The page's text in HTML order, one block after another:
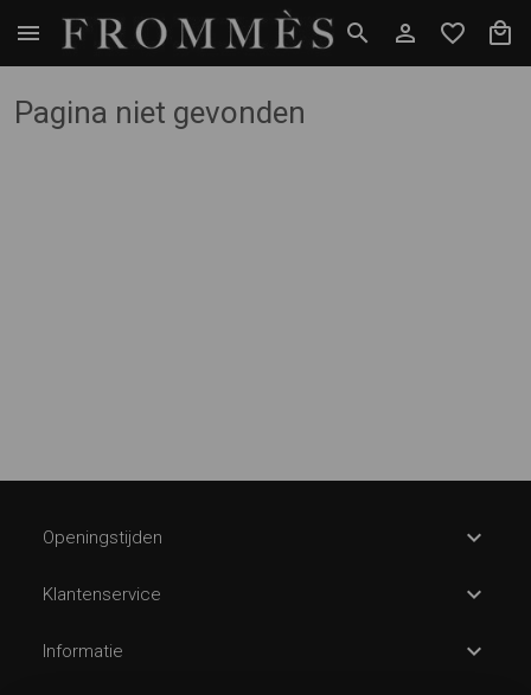
Pagina niet gevonden
Openingstijden
Klantenservice
Informatie